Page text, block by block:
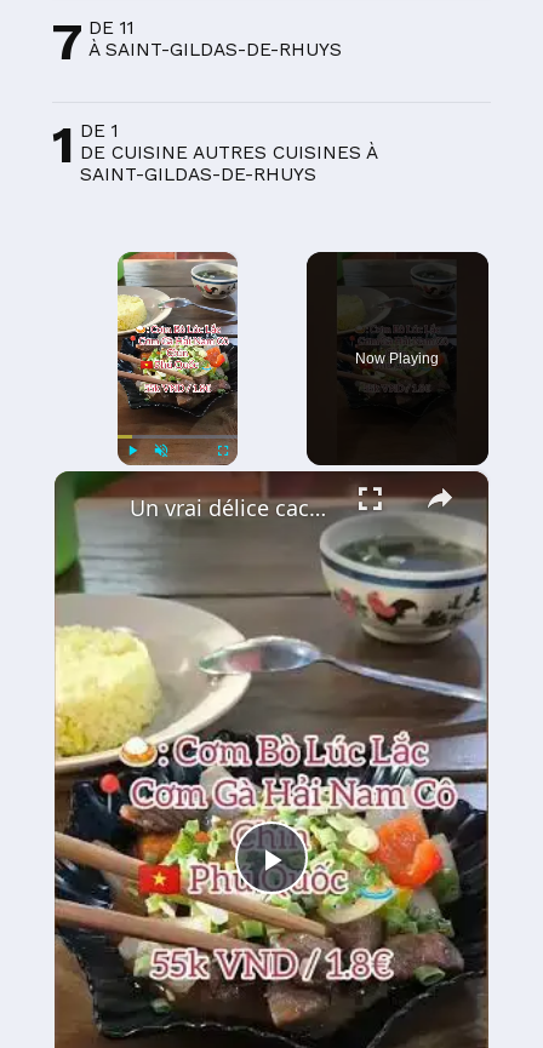
7 DE 11
À SAINT-GILDAS-DE-RHUYS
1 DE 1
DE CUISINE AUTRES CUISINES À
SAINT-GILDAS-DE-RHUYS
×
Now Playing
×
Play
Video
Un vrai délice caché à Phu Quoc : le Bœuf Lúc Lắc 🍚🥩